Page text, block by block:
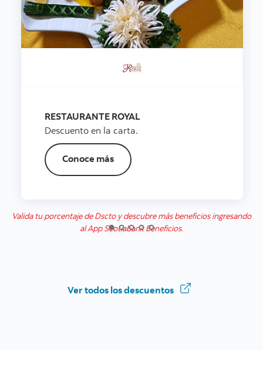
RESTAURANTE ROYAL
Descuento en la carta.
Conoce más
Valida tu porcentaje de Dscto y descubre más beneficios ingresando
al App Scotiabank Beneficios.
Ver todos losdescuentos